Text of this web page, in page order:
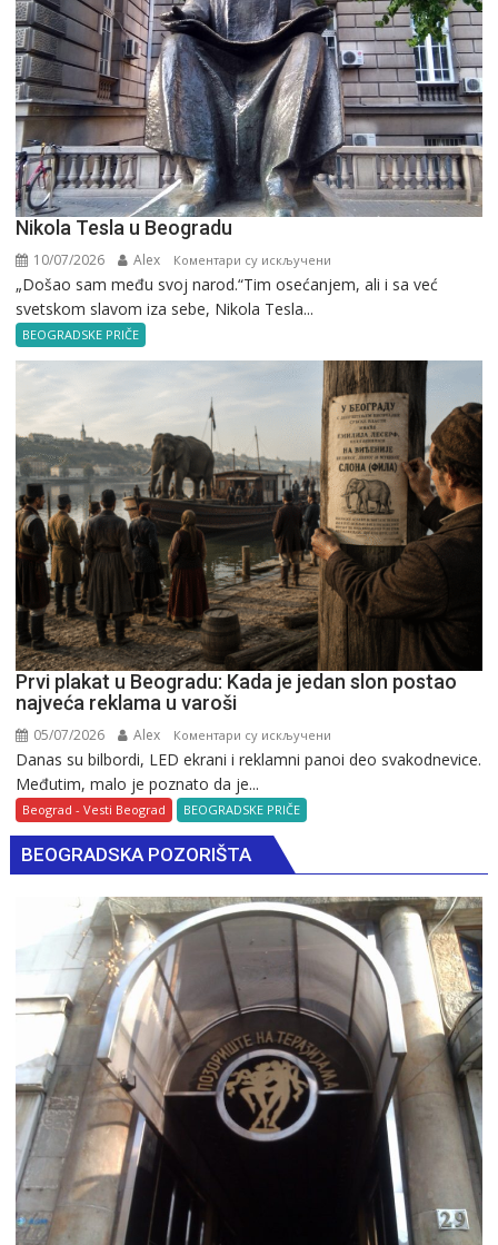
Nikola Tesla u Beogradu
10/07/2026 Alex Коментари су искључени
Nikola
„Došao sam među svoj narod.“Tim osećanjem, ali i sa već
svetskom slavom iza sebe, Nikola Tesla...
BEOGRADSKE PRIČE
Prvi plakat u Beogradu: Kada je jedan slon postao
najveća reklama u varoši
05/07/2026 Alex Коментари су искључени
Prvi
jedan
slon
postao
najveća
reklama
u
varoši
Danas su bilbordi, LED ekrani i reklamni panoi deo svakodnevice.
Međutim, malo je poznato da je...
Beograd - Vesti Beograd BEOGRADSKE PRIČE
BEOGRADSKA POZORIŠTA